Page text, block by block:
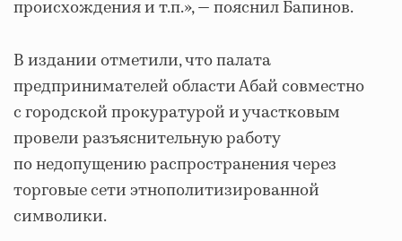
происхождения и т.п.», — пояснил Бапинов.
В издании отметили, что палата
предпринимателей области Абай совместно
с городской прокуратурой и участковым
провели разъяснительную работу
по недопущению распространения через
торговые сети этнополитизированной
символики.